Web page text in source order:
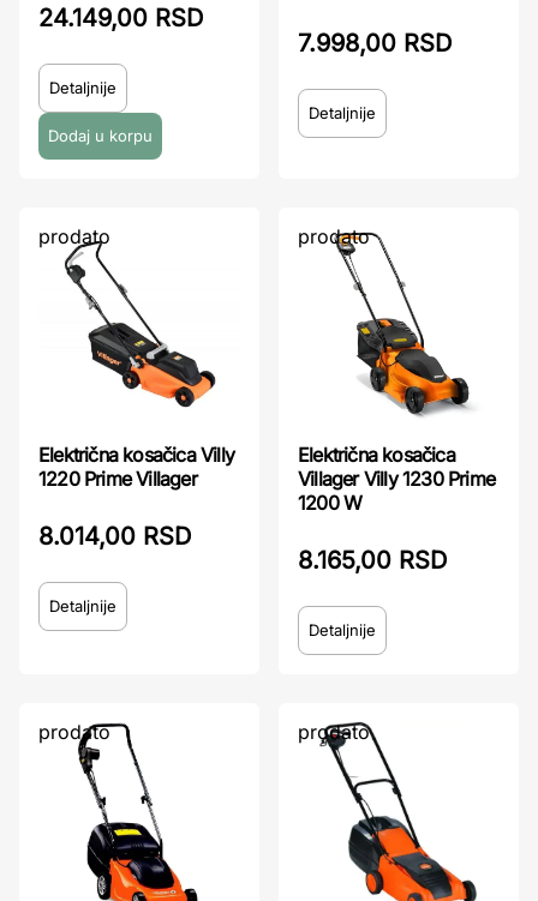
24.149,00 RSD
Detaljnije
7.998,00 RSD
Detaljnije
prodato
Električna kosačica Villy
1220 Prime Villager
8.014,00 RSD
Detaljnije
prodato
Električna kosačica
Villager Villy 1230 Prime
1200 W
8.165,00 RSD
Detaljnije
prodato prodato